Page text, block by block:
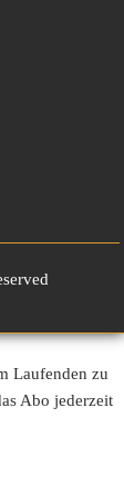
Laufenden zu
Abo jederzeit